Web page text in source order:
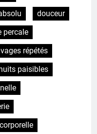
douceur
percale
répétés
paisibles